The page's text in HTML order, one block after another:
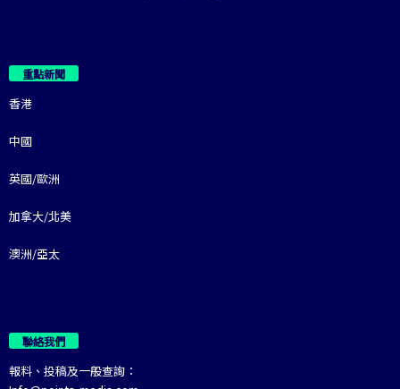
重點新聞
香港
中國
英國/歐洲
加拿大/北美
澳洲/亞太
聯絡我們
報料、投稿及一般查詢：